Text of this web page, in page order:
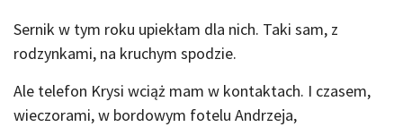
Sernik w tym roku upiekłam dla nich. Taki sam, z
rodzynkami, na kruchym spodzie.
Ale telefon Krysi wciąż mam w kontaktach. I czasem,
wieczorami, w bordowym fotelu Andrzeja,